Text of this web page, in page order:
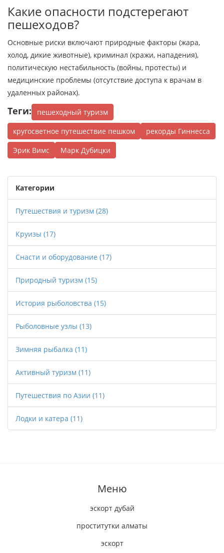
Какие опасности подстерегают
пешеходов?
Основные риски включают природные факторы (жара,
холод, дикие животные), криминал (кражи, нападения),
политическую нестабильность (войны, протесты) и
медицинские проблемы (отсутствие доступа к врачам в
удаленных районах).
Теги:
пешеходный туризм
кругосветное путешествие пешком
рекорды Гиннесса
Эрик Вимс
Марк Дубицки
Категории
Путешествия и туризм (28)
Круизы (17)
Снасти и оборудование (17)
Природный туризм (15)
История рыболовства (15)
Рыболовные узлы (13)
Зимняя рыбалка (11)
Активный туризм (11)
Путешествия по Азии (11)
Лодки и катера (11)
Меню
эскорт дубай
проститутки алматы
эскорт